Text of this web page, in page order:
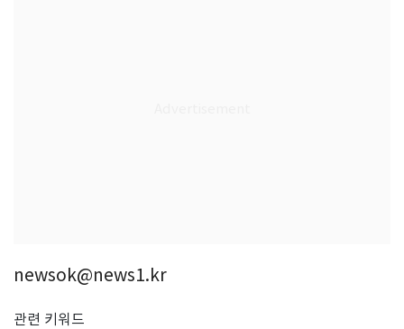
newsok@news1.kr
관련 키워드